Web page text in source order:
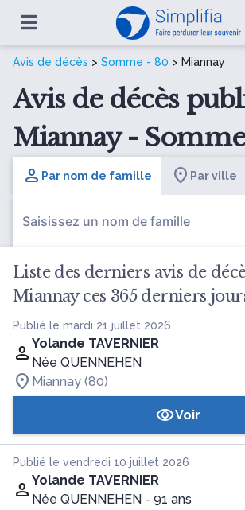
Avis de décès > Somme - 80 > Miannay
Avis de décès
Miannay -
Par nom de famille Par ville
Liste des derniers avis de
Miannay ces 365 derniers
Publié le mardi 21 juillet 2026
Yolande TAVERNIER
Née QUENNEHEN
Miannay (80)
Voir
Publié le vendredi 10 juillet 2026
Yolande TAVERNIER
Née QUENNEHEN - 91 ans